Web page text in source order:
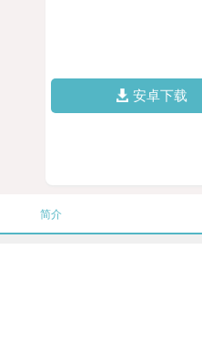
安卓下载
简介